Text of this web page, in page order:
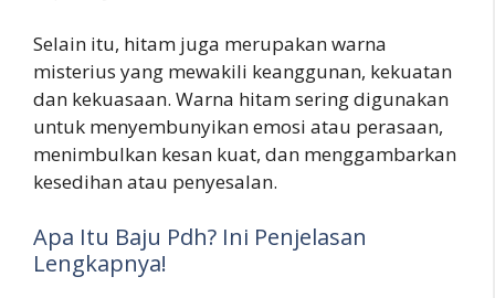
Selain itu, hitam juga merupakan warna
misterius yang mewakili keanggunan, kekuatan
dan kekuasaan. Warna hitam sering digunakan
untuk menyembunyikan emosi atau perasaan,
menimbulkan kesan kuat, dan menggambarkan
kesedihan atau penyesalan.
Apa Itu Baju Pdh? Ini Penjelasan
Lengkapnya!